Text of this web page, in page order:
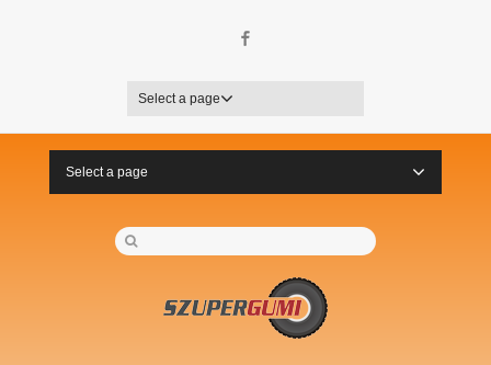
Select a page
Select a page